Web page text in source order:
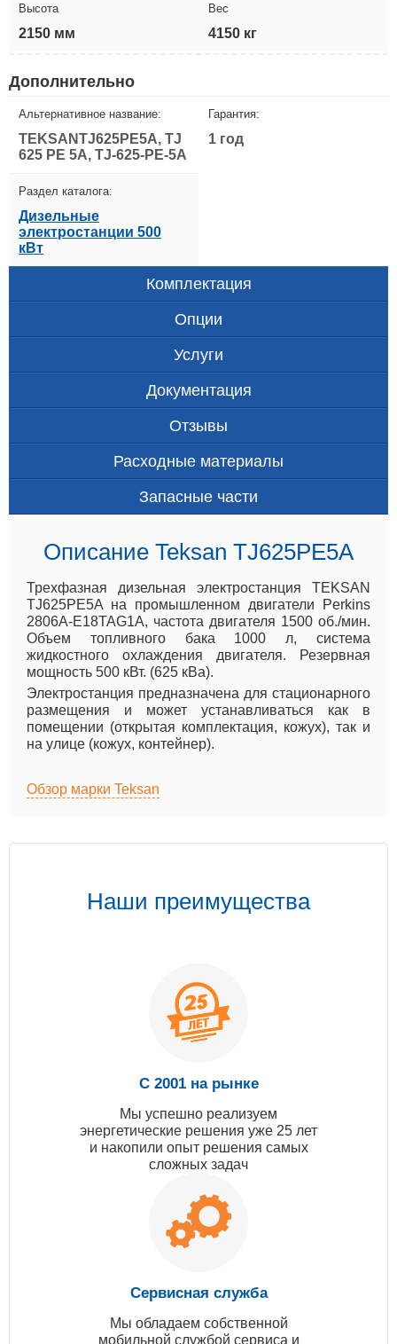
Высота
2150 мм
Вес
4150 кг
Дополнительно
Альтернативное название:
TEKSANTJ625PE5A, TJ
625 PE 5A, TJ-625-PE-5A
Гарантия:
1 год
Раздел каталога:
Дизельные
электростанции 500
кВт
Комплектация
Опции
Услуги
Документация
Отзывы
Расходные материалы
Запасные части
Описание Teksan TJ625PE5A
Трехфазная дизельная электростанция TEKSAN
TJ625PE5A на промышленном двигатели Perkins
2806A-E18TAG1A, частота двигателя 1500 об./мин.
Объем топливного бака 1000 л, система
жидкостного охлаждения двигателя. Резервная
мощность 500 кВт. (625 кВа).
Электростанция предназначена для стационарного
размещения и может устанавливаться как в
помещении (открытая комплектация, кожух), так и
на улице (кожух, контейнер).
Обзор марки Teksan
Наши преимущества
С 2001 на рынке
Мы успешно реализуем
энергетические решения уже 25 лет
и накопили опыт решения самых
сложных задач
Сервисная служба
Мы обладаем собственной
мобильной службой сервиса и